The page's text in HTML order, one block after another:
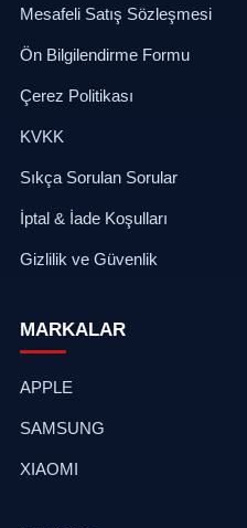
Mesafeli Satış Sözleşmesi
Ön Bilgilendirme Formu
Çerez Politikası
KVKK
Sıkça Sorulan Sorular
İptal & İade Koşulları
Gizlilik ve Güvenlik
MARKALAR
APPLE
SAMSUNG
XIAOMI